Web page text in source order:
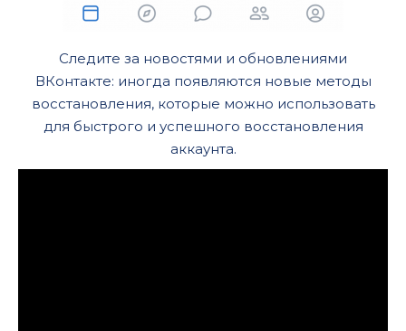
Следите за новостями и обновлениями
ВКонтакте: иногда появляются новые методы
восстановления, которые можно использовать
для быстрого и успешного восстановления
аккаунта.